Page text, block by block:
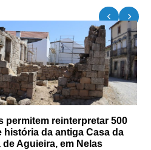
permitem reinterpretar 500
história da antiga Casa da
de Aguieira, em Nelas